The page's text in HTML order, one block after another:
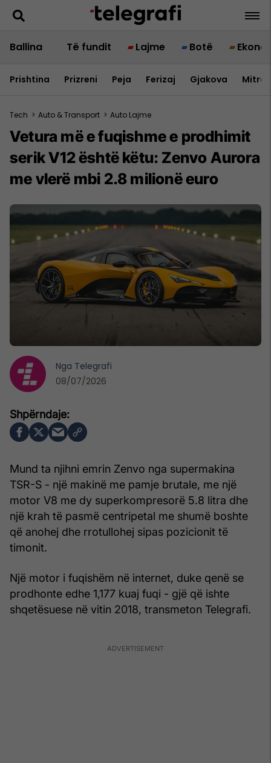
Ballina Të fundit Lajme Botë
Prishtina Prizreni Peja Ferizaj Gjakova
Tech > Auto & Transport > Auto Lajme
Vetura më e fuqishme e prodhimit
serik V12 është këtu: Zenvo Aurora
me vlerë mbi 2.8 milionë euro
Mund ta njihni emrin Zenvo nga supermakina
TSR-S - një makinë me pamje brutale, me një
motor V8 me dy superkompresorë 5.8 litra dhe
një krah të pasmë centripetal me shumë boshte
që anohej dhe rrotullohej sipas pozicionit të
timonit.
Një motor i fuqishëm në internet, duke qenë se
prodhonte edhe 1,177 kuaj fuqi - gjë që ishte
shqetësuese në vitin 2018, transmeton Telegrafi.
Nga Telegrafi
08/07/2026